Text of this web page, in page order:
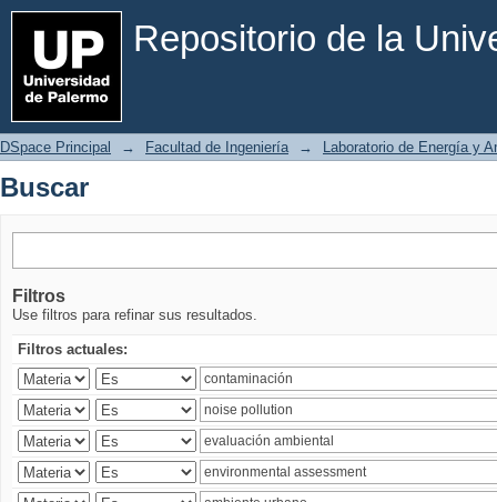
Repositorio de la
Buscar
DSpace Principal → Facultad de Ingeniería → Laboratorio de Energía y
Buscar
Filtros
Use filtros para refinar sus resultados.
Filtros actuales: